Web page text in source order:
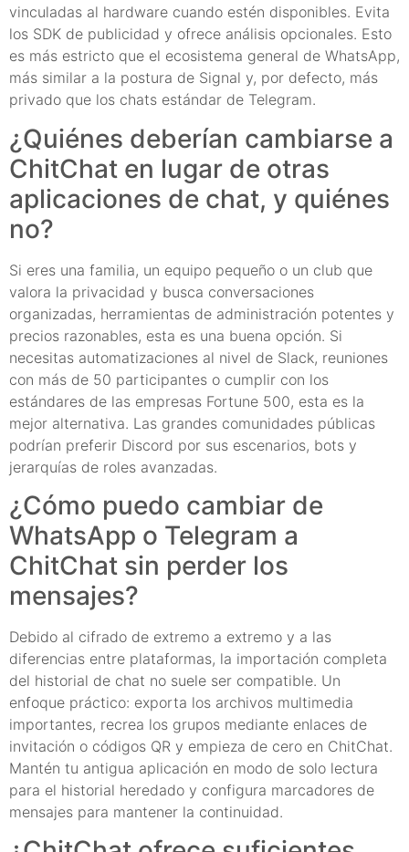
vinculadas al hardware cuando estén disponibles. Evita
los SDK de publicidad y ofrece análisis opcionales. Esto
es más estricto que el ecosistema general de WhatsApp,
más similar a la postura de Signal y, por defecto, más
privado que los chats estándar de Telegram.
¿Quiénes deberían cambiarse a
ChitChat en lugar de otras
aplicaciones de chat, y quiénes
no?
Si eres una familia, un equipo pequeño o un club que
valora la privacidad y busca conversaciones
organizadas, herramientas de administración potentes y
precios razonables, esta es una buena opción. Si
necesitas automatizaciones al nivel de Slack, reuniones
con más de 50 participantes o cumplir con los
estándares de las empresas Fortune 500, esta es la
mejor alternativa. Las grandes comunidades públicas
podrían preferir Discord por sus escenarios, bots y
jerarquías de roles avanzadas.
¿Cómo puedo cambiar de
WhatsApp o Telegram a
ChitChat sin perder los
mensajes?
Debido al cifrado de extremo a extremo y a las
diferencias entre plataformas, la importación completa
del historial de chat no suele ser compatible. Un
enfoque práctico: exporta los archivos multimedia
importantes, recrea los grupos mediante enlaces de
invitación o códigos QR y empieza de cero en ChitChat.
Mantén tu antigua aplicación en modo de solo lectura
para el historial heredado y configura marcadores de
mensajes para mantener la continuidad.